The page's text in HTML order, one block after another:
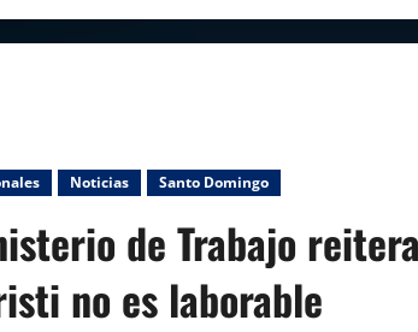
Noticias Santo Domingo
de Trabajo
no es laborable